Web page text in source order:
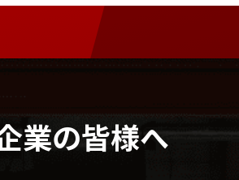
業の皆様へ